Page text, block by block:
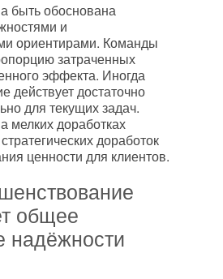
быть обоснована
и
ориентирами. Команды
затраченных
эффекта. Иногда
действует достаточно
для текущих задач.
мелких доработках
доработок
ценности для клиентов.
общее